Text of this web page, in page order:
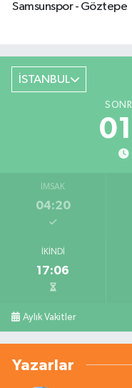
Samsunspor - Göztepe
İSTANBUL
İMSAK
04:20
İKINDI
17:06
Aylık Vakitler
Yazarlar